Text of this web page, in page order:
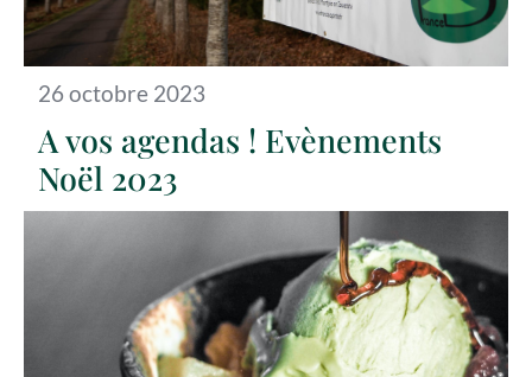
26 octobre 2023
A vos agendas ! Evènements
Noël 2023